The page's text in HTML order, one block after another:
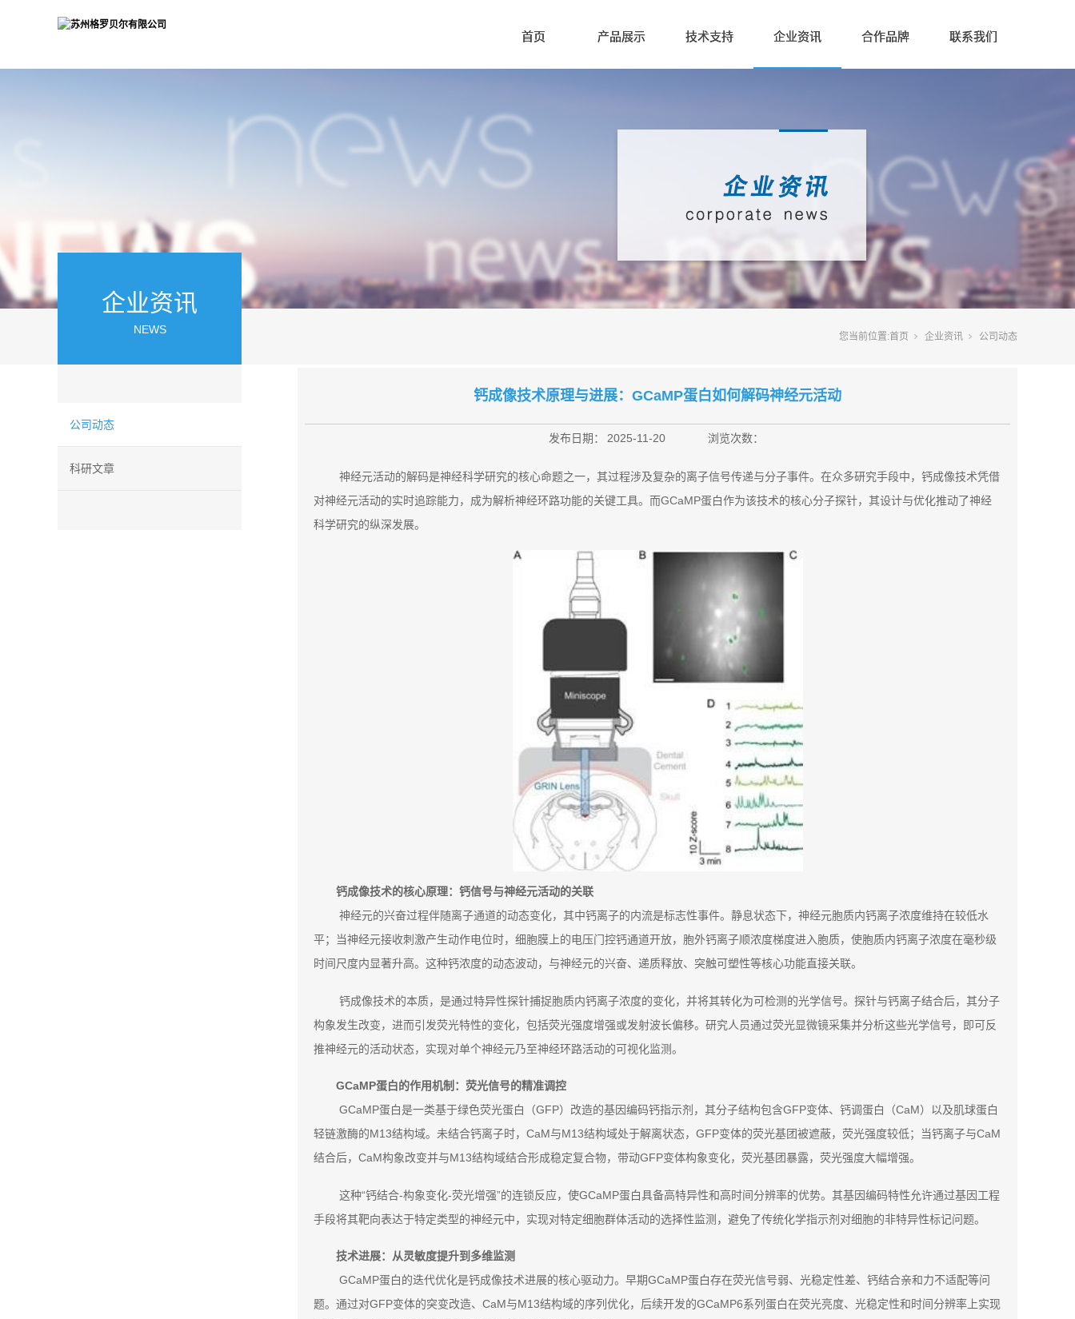
首页 产品展示 技术支持 企业资讯 合作品牌 联系我们
企业资讯
NEWS
公司动态
科研文章
您当前位置:首页 企业资讯 公司动态
钙成像技术原理与进展：GCaMP蛋白如何解码神经元活动
发布日期： 2025-11-20 浏览次数：
神经元活动的解码是神经科学研究的核心命题之一，其过程涉及复杂的离子信号传递与分子事件。在众多研究手段中，钙成像技术凭借
对神经元活动的实时追踪能力，成为解析神经环路功能的关键工具。而GCaMP蛋白作为该技术的核心分子探针，其设计与优化推动了神经
科学研究的纵深发展。
钙成像技术的核心原理：钙信号与神经元活动的关联
神经元的兴奋过程伴随离子通道的动态变化，其中钙离子的内流是标志性事件。静息状态下，神经元胞质内钙离子浓度维持在较低水
平；当神经元接收刺激产生动作电位时，细胞膜上的电压门控钙通道开放，胞外钙离子顺浓度梯度进入胞质，使胞质内钙离子浓度在毫秒级
时间尺度内显著升高。这种钙浓度的动态波动，与神经元的兴奋、递质释放、突触可塑性等核心功能直接关联。
钙成像技术的本质，是通过特异性探针捕捉胞质内钙离子浓度的变化，并将其转化为可检测的光学信号。探针与钙离子结合后，其分子
构象发生改变，进而引发荧光特性的变化，包括荧光强度增强或发射波长偏移。研究人员通过荧光显微镜采集并分析这些光学信号，即可反
推神经元的活动状态，实现对单个神经元乃至神经环路活动的可视化监测。
GCaMP蛋白的作用机制：荧光信号的精准调控
GCaMP蛋白是一类基于绿色荧光蛋白（GFP）改造的基因编码钙指示剂，其分子结构包含GFP变体、钙调蛋白（CaM）以及肌球蛋白
轻链激酶的M13结构域。未结合钙离子时，CaM与M13结构域处于解离状态，GFP变体的荧光基团被遮蔽，荧光强度较低；当钙离子与CaM
结合后，CaM构象改变并与M13结构域结合形成稳定复合物，带动GFP变体构象变化，荧光基团暴露，荧光强度大幅增强。
这种“钙结合-构象变化-荧光增强”的连锁反应，使GCaMP蛋白具备高特异性和高时间分辨率的优势。其基因编码特性允许通过基因工程
手段将其靶向表达于特定类型的神经元中，实现对特定细胞群体活动的选择性监测，避免了传统化学指示剂对细胞的非特异性标记问题。
技术进展：从灵敏度提升到多维监测
GCaMP蛋白的迭代优化是钙成像技术进展的核心驱动力。早期GCaMP蛋白存在荧光信号弱、光稳定性差、钙结合亲和力不适配等问
题。通过对GFP变体的突变改造、CaM与M13结构域的序列优化，后续开发的GCaMP6系列蛋白在荧光亮度、光稳定性和时间分辨率上实现